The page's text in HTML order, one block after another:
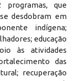
que
desdobram em
indígena;
educação
às atividades
das
recuperação